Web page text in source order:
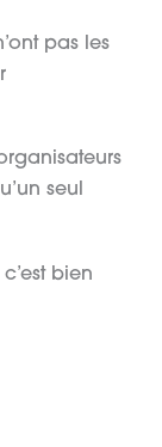
pas les
seul
bien